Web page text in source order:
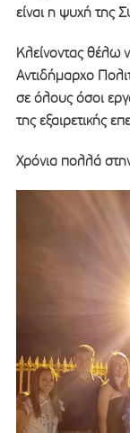
είναι η ψυχή της
Κλείνοντας
Αντιδήμαρχο
σε όλους όσοι
της εξαιρετικής
Χρόνια πολλά